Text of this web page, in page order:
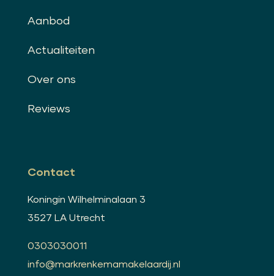
Aanbod
Actualiteiten
Over ons
Reviews
Contact
Koningin Wilhelminalaan 3
3527 LA Utrecht
0303030011
info@markrenkemamakelaardij.nl